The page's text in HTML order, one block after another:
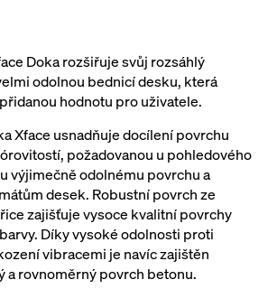
Doka rozšiřuje svůj rozsáhlý
odolnou bednicí desku, která
hodnotu pro uživatele.
Xface usnadňuje docílení povrchu
požadovanou u pohledového
výjimečně odolnému povrchu a
desek. Robustní povrch ze
zajišťuje vysoce kvalitní povrchy
Díky vysoké odolnosti proti
vibracemi je navíc zajištěn
a rovnoměrný povrch betonu.